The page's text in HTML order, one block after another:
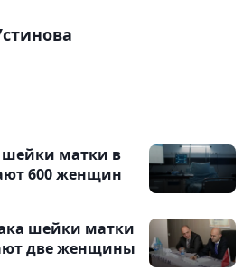
шейки матки в
600 женщин
шейки матки
две женщины